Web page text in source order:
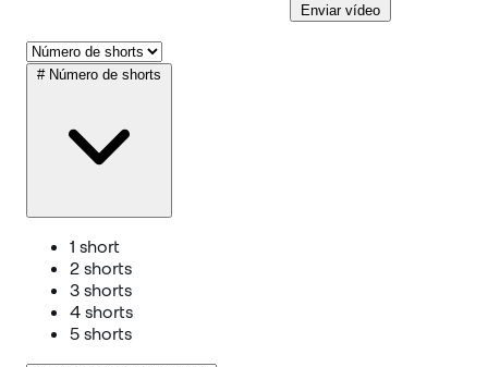
Enviar vídeo
# Número de shorts
1 short
2 shorts
3 shorts
4 shorts
5 shorts